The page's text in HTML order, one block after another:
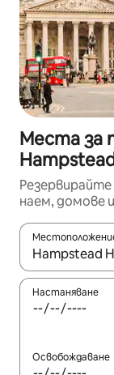
Места за
наем, домове
Когато
Настаняване
Освобождаване